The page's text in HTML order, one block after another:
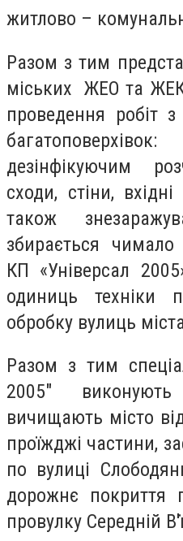
житлово –
Разом з тим
міських ЖЕО та
проведення робіт з
дезінфікуючим
сходи, стіни,
також
збирається
КП «Універсал
одиниць техніки
обробку вулиць
Разом з тим
2005"
вичищають місто
проїжджі частини,
по вулиці
дорожнє покриття
провулку Середній